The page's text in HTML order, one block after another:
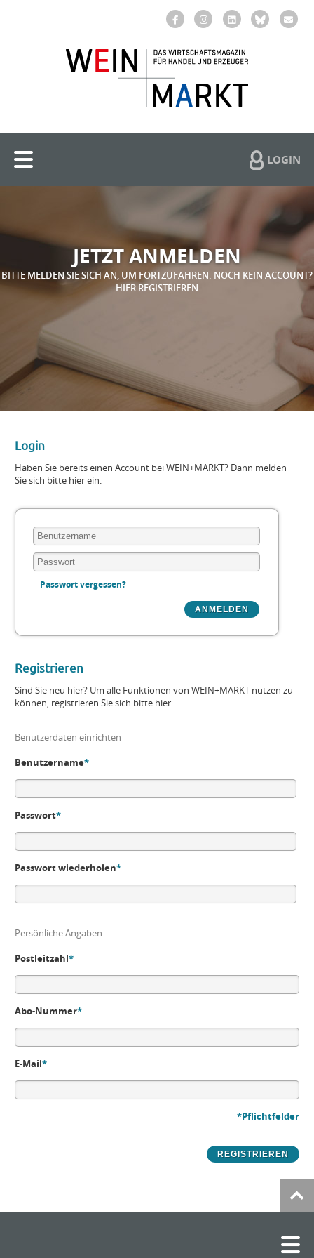
LOGIN
JETZT ANMELDEN
BITTE MELDEN SIE SICH AN, UM FORTZUFAHREN. NOCH KEIN ACCOUNT?
HIER REGISTRIEREN
Login
Haben Sie bereits einen Account bei WEIN+MARKT? Dann melden
Sie sich bitte hier ein.
Passwort vergessen?
Registrieren
Sind Sie neu hier? Um alle Funktionen von WEIN+MARKT nutzen zu
können, registrieren Sie sich bitte hier.
Benutzerdaten einrichten
Benutzername*
Passwort*
Passwort wiederholen*
Persönliche Angaben
Postleitzahl*
Abo-Nummer*
E-Mail*
*Pflichtfelder